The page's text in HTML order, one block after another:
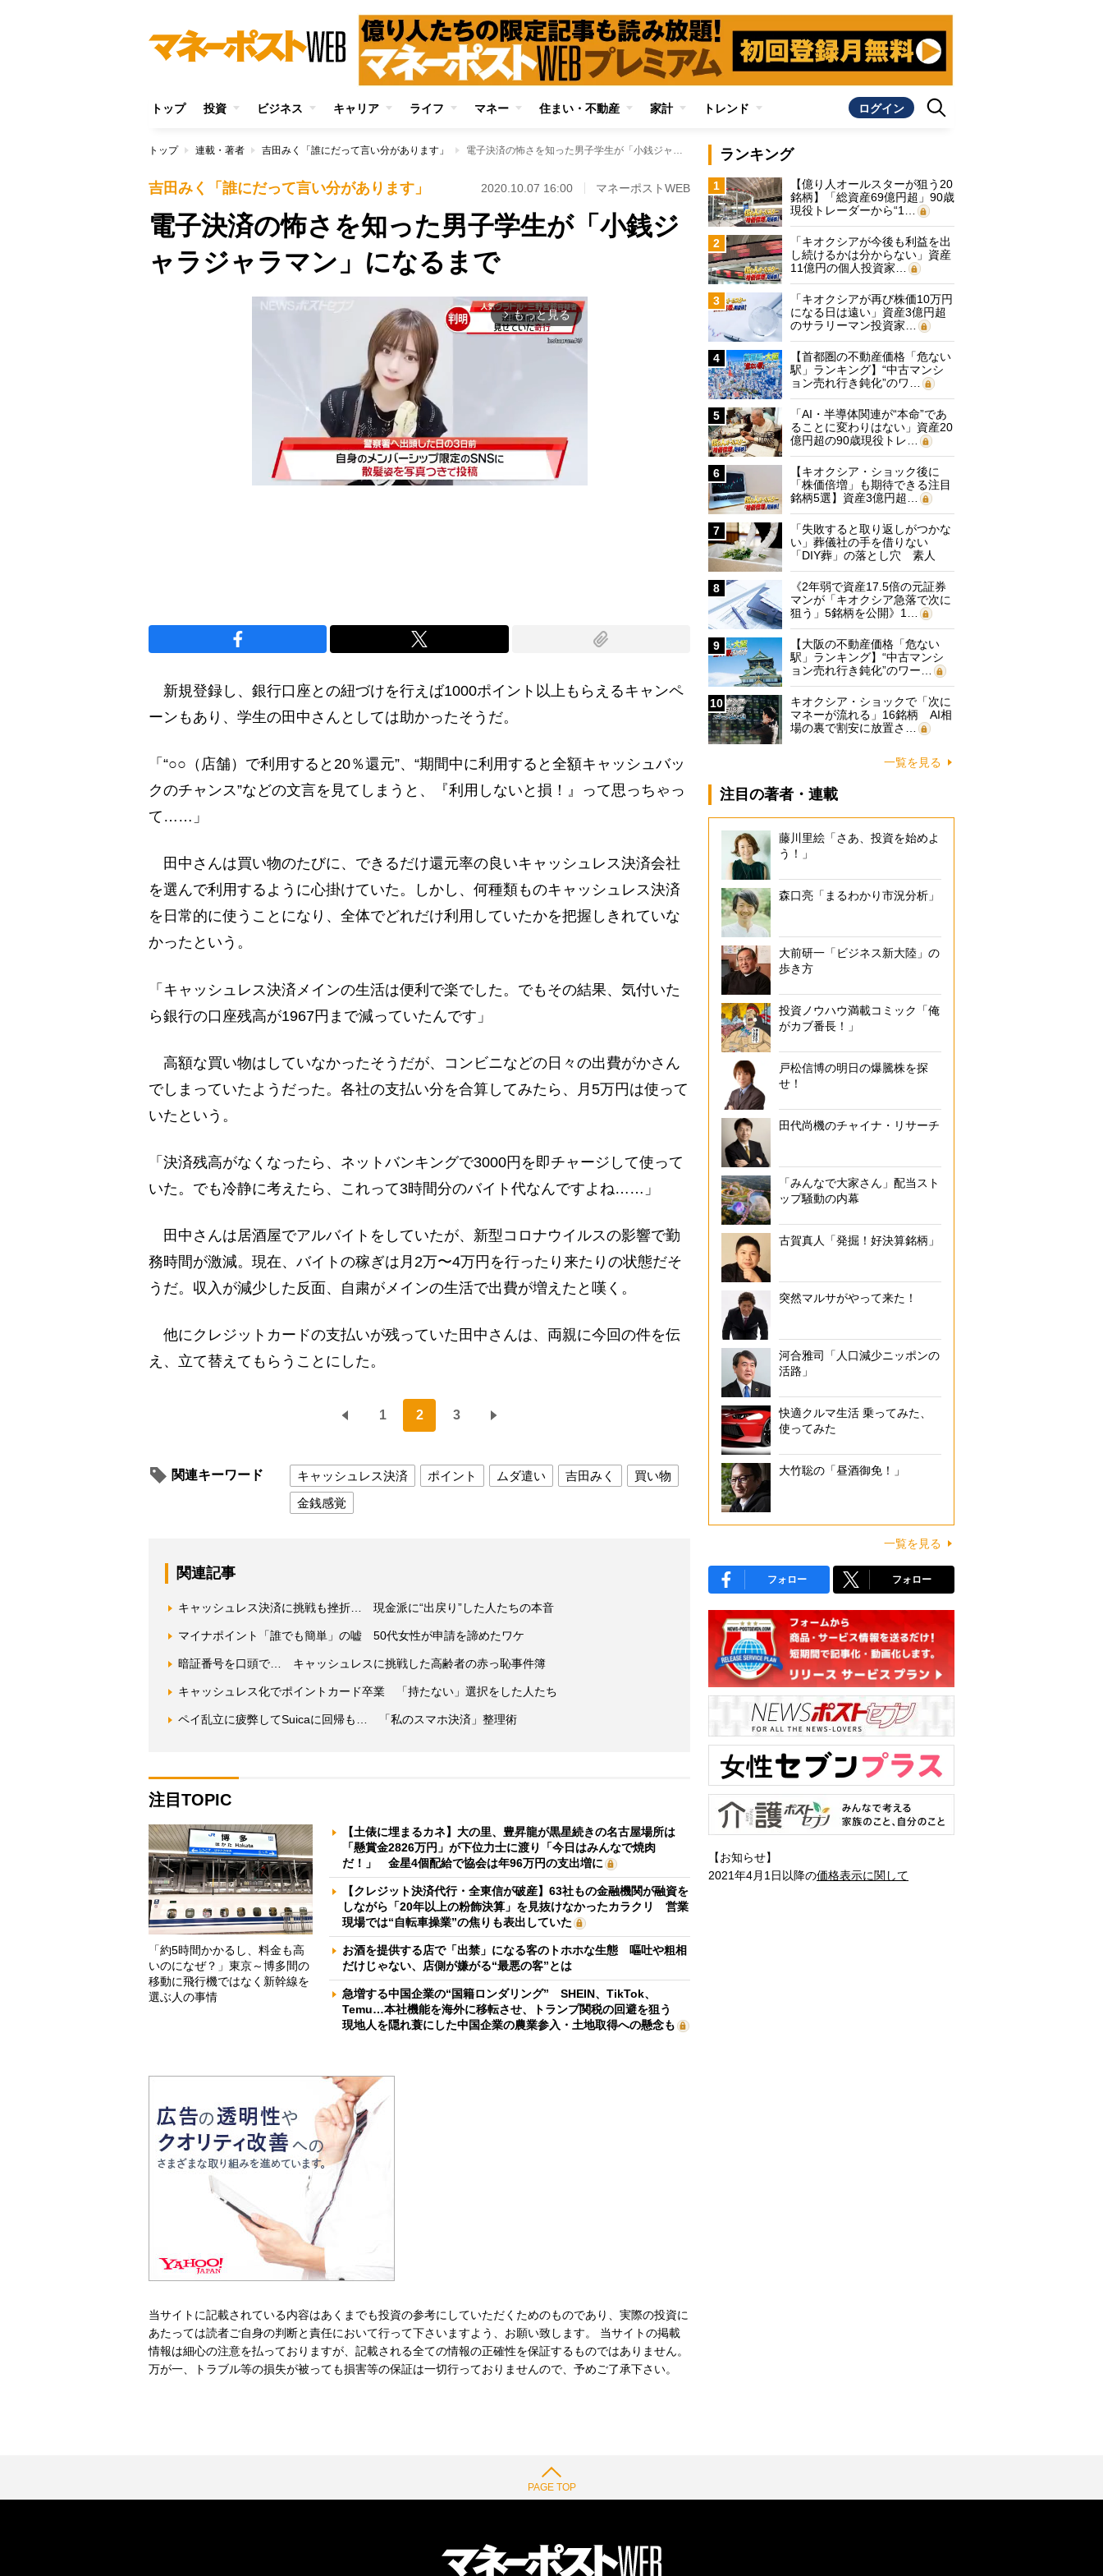
トップ 投資 ビジネス キャリア ライフ マネー 住まい・不動産 家計 トレンド ログイン
トップ 連載・著者 吉田みく「誰にだって言い分があります」 電子決済の怖さを知った男子学生が「小銭ジャラジャラマン」になるまで
吉田みく「誰にだって言い分があります」 2020.10.07 16:00 マネーポストWEB
電子決済の怖さを知った男子学生が「小銭ジ
ャラジャラマン」になるまで
arrow_forward_ios もっと見る
新規登録し、銀行口座との紐づけを行えば1000ポイント以上もらえるキャンペ
ーンもあり、学生の田中さんとしては助かったそうだ。
「“○○（店舗）で利用すると20％還元”、“期間中に利用すると全額キャッシュバッ
クのチャンス”などの文言を見てしまうと、『利用しないと損！』って思っちゃっ
て……」
田中さんは買い物のたびに、できるだけ還元率の良いキャッシュレス決済会社
を選んで利用するように心掛けていた。しかし、何種類ものキャッシュレス決済
を日常的に使うことになり、全体でどれだけ利用していたかを把握しきれていな
かったという。
「キャッシュレス決済メインの生活は便利で楽でした。でもその結果、気付いた
ら銀行の口座残高が1967円まで減っていたんです」
高額な買い物はしていなかったそうだが、コンビニなどの日々の出費がかさん
でしまっていたようだった。各社の支払い分を合算してみたら、月5万円は使って
いたという。
「決済残高がなくなったら、ネットバンキングで3000円を即チャージして使って
いた。でも冷静に考えたら、これって3時間分のバイト代なんですよね……」
田中さんは居酒屋でアルバイトをしていたが、新型コロナウイルスの影響で勤
務時間が激減。現在、バイトの稼ぎは月2万〜4万円を行ったり来たりの状態だそ
うだ。収入が減少した反面、自粛がメインの生活で出費が増えたと嘆く。
他にクレジットカードの支払いが残っていた田中さんは、両親に今回の件を伝
え、立て替えてもらうことにした。
1 2 3
関連キーワード キャッシュレス決済 ポイント ムダ遣い 吉田みく
買い物
金銭感覚
関連記事
キャッシュレス決済に挑戦も挫折… 現金派に“出戻り”した人たちの本音
マイナポイント「誰でも簡単」の嘘 50代女性が申請を諦めたワケ
暗証番号を口頭で… キャッシュレスに挑戦した高齢者の赤っ恥事件簿
キャッシュレス化でポイントカード卒業 「持たない」選択をした人たち
ペイ乱立に疲弊してSuicaに回帰も… 「私のスマホ決済」整理術
注目TOPIC
「約5時間かかるし、料金も高
いのになぜ？」東京～博多間の
移動に飛行機ではなく新幹線を
選ぶ人の事情
【土俵に埋まるカネ】大の里、豊昇龍が黒星続きの名古屋場所は
「懸賞金2826万円」が下位力士に渡り「今日はみんなで焼肉
だ！」 金星4個配給で協会は年96万円の支出増に
【クレジット決済代行・全東信が破産】63社もの金融機関が融資を
しながら「20年以上の粉飾決算」を見抜けなかったカラクリ 営業
現場では“自転車操業”の焦りも表出していた
お酒を提供する店で「出禁」になる客のトホホな生態 嘔吐や粗相
だけじゃない、店側が嫌がる“最悪の客”とは
急増する中国企業の“国籍ロンダリング” SHEIN、TikTok、
Temu…本社機能を海外に移転させ、トランプ関税の回避を狙う
現地人を隠れ蓑にした中国企業の農業参入・土地取得への懸念も
当サイトに記載されている内容はあくまでも投資の参考にしていただくためのものであり、実際の投資に
あたっては読者ご自身の判断と責任において行って下さいますよう、お願い致します。 当サイトの掲載
情報は細心の注意を払っておりますが、記載される全ての情報の正確性を保証するものではありません。
万が一、トラブル等の損失が被っても損害等の保証は一切行っておりませんので、予めご了承下さい。
ランキング
1
【億り人オールスターが狙う20
銘柄】「総資産69億円超」90歳
現役トレーダーから“1…
2
「キオクシアが今後も利益を出
し続けるかは分からない」資産
11億円の個人投資家…
3
「キオクシアが再び株価10万円
になる日は遠い」資産3億円超
のサラリーマン投資家…
4
【首都圏の不動産価格「危ない
駅」ランキング】“中古マンシ
ョン売れ行き鈍化”のワ…
5
「AI・半導体関連が“本命”であ
ることに変わりはない」資産20
億円超の90歳現役トレ…
6
【キオクシア・ショック後に
「株価倍増」も期待できる注目
銘柄5選】資産3億円超…
7
「失敗すると取り返しがつかな
い」葬儀社の手を借りない
「DIY葬」の落とし穴 素人
に…
8
《2年弱で資産17.5倍の元証券
マンが「キオクシア急落で次に
狙う」5銘柄を公開》1…
9
【大阪の不動産価格「危ない
駅」ランキング】“中古マンシ
ョン売れ行き鈍化”のワー…
10
キオクシア・ショックで「次に
マネーが流れる」16銘柄 AI相
場の裏で割安に放置さ…
一覧を見る
注目の著者・連載
藤川里絵「さあ、投資を始めよ
う！」
森口亮「まるわかり市況分析」
大前研一「ビジネス新大陸」の
歩き方
投資ノウハウ満載コミック「俺
がカブ番長！」
戸松信博の明日の爆騰株を探
せ！
田代尚機のチャイナ・リサーチ
「みんなで大家さん」配当スト
ップ騒動の内幕
古賀真人「発掘！好決算銘柄」
突然マルサがやって来た！
河合雅司「人口減少ニッポンの
活路」
快適クルマ生活 乗ってみた、
使ってみた
大竹聡の「昼酒御免！」
一覧を見る
フォロー フォロー
【お知らせ】
2021年4月1日以降の価格表示に関して
PAGE TOP